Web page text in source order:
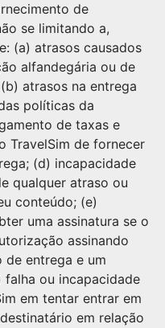
de
se limitando a,
(a) atrasos causados
alfandegária ou de
atrasos na entrega
políticas da
de taxas e
TravelSim de fornecer
(d) incapacidade
qualquer atraso ou
conteúdo; (e)
uma assinatura se o
assinando
de entrega e um
ou incapacidade
em tentar entrar em
em relação